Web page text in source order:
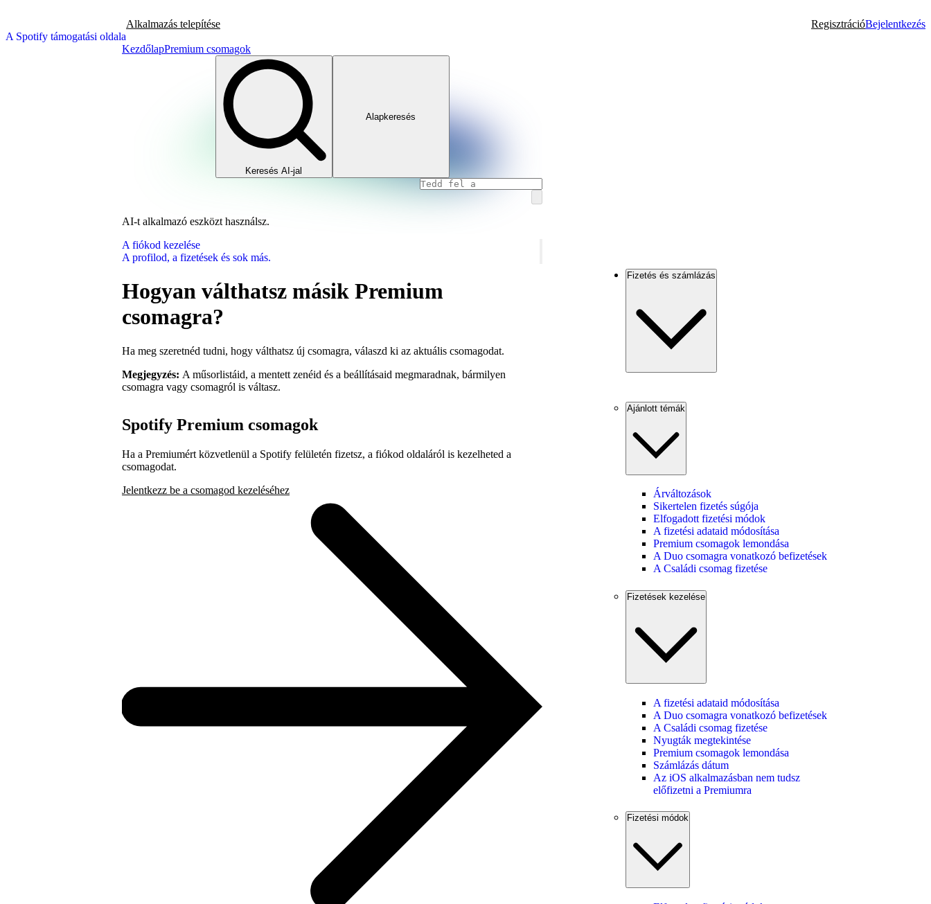
A Spotify támogatási oldala
Alkalmazás telepítése RegisztrációBejelentkezés
KezdőlapPremium csomagok
Keresés AI-jal
Alapkeresés
AI-t alkalmazó eszközt használsz.
A fiókod kezelése
A profilod, a fizetések és sok más.
Hogyan válthatsz másik Premium
csomagra?
Ha meg szeretnéd tudni, hogy válthatsz új csomagra, válaszd ki az aktuális csomagodat.
Megjegyzés: A műsorlistáid, a mentett zenéid és a beállításaid megmaradnak, bármilyen
csomagra vagy csomagról is váltasz.
Spotify Premium csomagok
Ha a Premiumért közvetlenül a Spotify felületén fizetsz, a fiókod oldaláról is kezelheted a
csomagodat.
Jelentkezz be a csomagod kezeléséhez
Fizetés és számlázás
Ajánlott témák
Árváltozások
Sikertelen fizetés súgója
Elfogadott fizetési módok
A fizetési adataid módosítása
Premium csomagok lemondása
A Duo csomagra vonatkozó befizetések
A Családi csomag fizetése
Fizetések kezelése
A fizetési adataid módosítása
A Duo csomagra vonatkozó befizetések
A Családi csomag fizetése
Nyugták megtekintése
Premium csomagok lemondása
Számlázás dátum
Az iOS alkalmazásban nem tudsz
előfizetni a Premiumra
Fizetési módok